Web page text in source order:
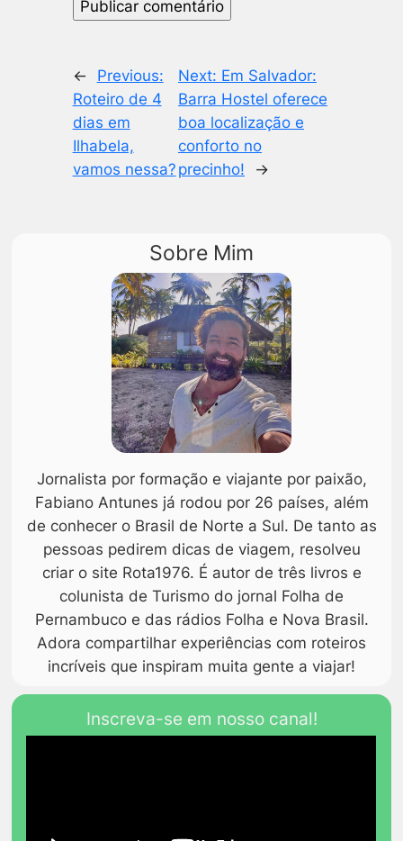
←
Previous:
Roteiro de 4
dias em
Ilhabela,
vamos nessa?
Next: Em Salvador:
Barra Hostel oferece
boa localização e
conforto no
precinho!
→
Sobre Mim
Jornalista por formação e viajante por paixão,
Fabiano Antunes já rodou por 26 países, além
de conhecer o Brasil de Norte a Sul. De tanto as
pessoas pedirem dicas de viagem, resolveu
criar o site Rota1976. É autor de três livros e
colunista de Turismo do jornal Folha de
Pernambuco e das rádios Folha e Nova Brasil.
Adora compartilhar experiências com roteiros
incríveis que inspiram muita gente a viajar!
Inscreva-se em nosso canal!